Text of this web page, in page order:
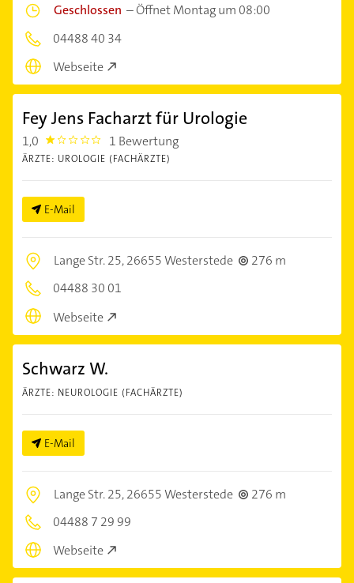
Geschlossen –Öffnet Montag um 08:00
04488 40 34
Webseite
Fey Jens Facharzt für Urologie
1,0 1.0 1 Bewertung
ÄRZTE: UROLOGIE (FACHÄRZTE)
E-Mail
Lange Str. 25,26655 Westerstede
276 m
04488 30 01
Webseite
Schwarz W.
ÄRZTE: NEUROLOGIE (FACHÄRZTE)
E-Mail
Lange Str. 25,26655 Westerstede
276 m
04488 7 29 99
Webseite